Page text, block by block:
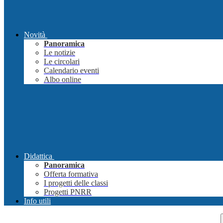
Novità
Panoramica
Le notizie
Le circolari
Calendario eventi
Albo online
Didattica
Panoramica
Offerta formativa
I progetti delle classi
Progetti PNRR
Info utili